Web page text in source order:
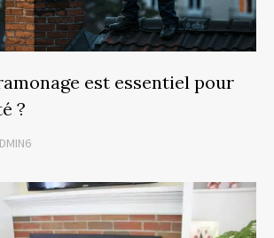
est essentiel pour
?